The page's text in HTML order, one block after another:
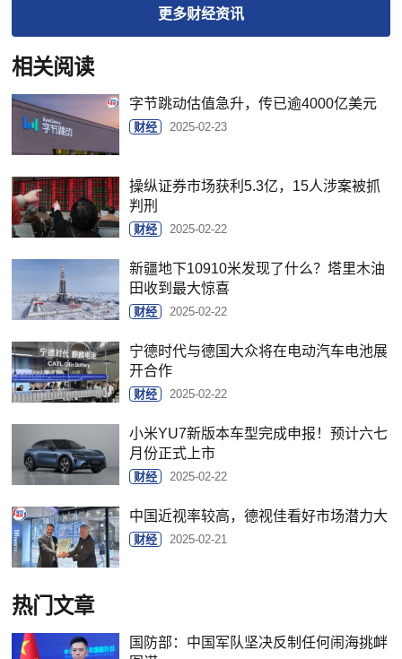
更多财经资讯
相关阅读
字节跳动估值急升，传已逾4000亿美元
财经 2025-02-23
操纵证券市场获利5.3亿，15人涉案被抓
判刑
财经 2025-02-22
新疆地下10910米发现了什么？塔里木油
田收到最大惊喜
财经 2025-02-22
宁德时代与德国大众将在电动汽车电池展
开合作
财经 2025-02-22
小米YU7新版本车型完成申报！预计六七
月份正式上市
财经 2025-02-22
中国近视率较高，德视佳看好市场潜力大
财经 2025-02-21
热门文章
国防部：中国军队坚决反制任何闹海挑衅